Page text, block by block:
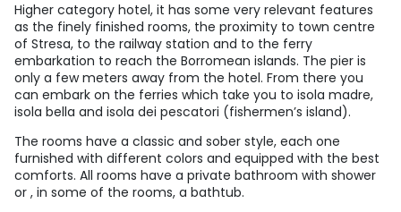
Higher category hotel, it has some very relevant features
as the finely finished rooms, the proximity to town centre
of Stresa, to the railway station and to the ferry
embarkation to reach the Borromean islands. The pier is
only a few meters away from the hotel. From there you
can embark on the ferries which take you to isola madre,
isola bella and isola dei pescatori (fishermen’s island).
The rooms have a classic and sober style, each one
furnished with different colors and equipped with the best
comforts. All rooms have a private bathroom with shower
or , in some of the rooms, a bathtub.